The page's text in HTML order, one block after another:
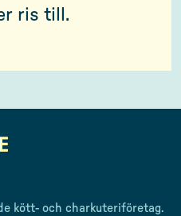
ris till.
kött- och charkuteriföretag.